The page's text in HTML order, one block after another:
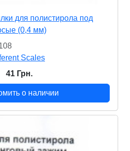
для полистирола под
(0,4 мм)
Scales
41 Грн.
о наличии